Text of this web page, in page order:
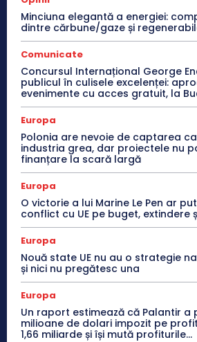
Minciuna elegantă a energiei:
dintre cărbune/gaze și
Comunicate
Concursul Internațional George
publicul în culisele excelenței:
evenimente cu acces gratuit, la
Europa
Polonia are nevoie de captarea
industria grea, dar proiectele nu
finanțare la scară largă
Europa
O victorie a lui Marine Le Pen ar
conflict cu UE pe buget, extindere
Europa
Nouă state UE nu au o strategie
și nici nu pregătesc una
Europa
Un raport estimează că Palantir a
milioane de dolari impozit pe
1,66 miliarde și își mută profiturile...